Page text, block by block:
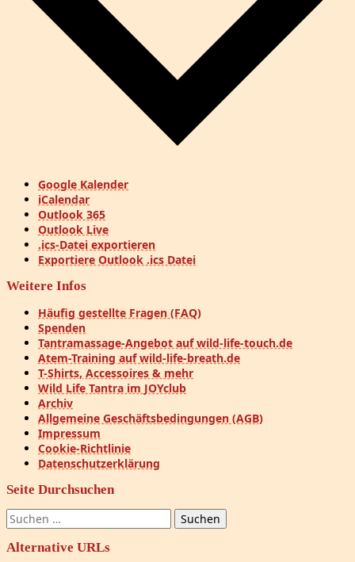
Google Kalender
iCalendar
Outlook 365
Outlook Live
.ics-Datei exportieren
Exportiere Outlook .ics Datei
Weitere Infos
Häufig gestellte Fragen (FAQ)
Spenden
Tantramassage-Angebot auf wild-life-touch.de
Atem-Training auf wild-life-breath.de
T-Shirts, Accessoires & mehr
Wild Life Tantra im JOYclub
Archiv
Allgemeine Geschäftsbedingungen (AGB)
Impressum
Cookie-Richtlinie
Datenschutzerklärung
Seite Durchsuchen
Suchen
nach:
Alternative URLs